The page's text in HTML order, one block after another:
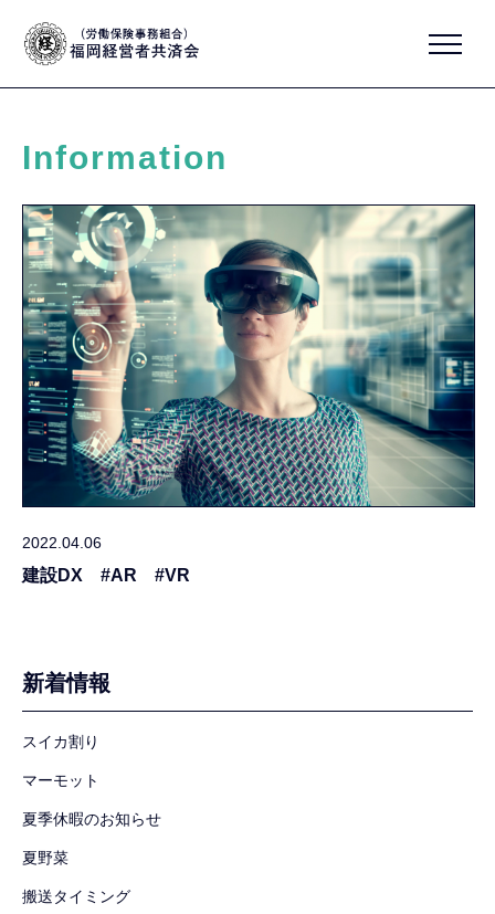
Information
2022.04.06
建設DX #AR #VR
新着情報
スイカ割り
マーモット
夏季休暇のお知らせ
夏野菜
搬送タイミング